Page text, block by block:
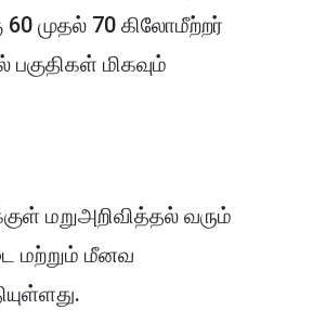
முதல் 70 கிலோமீற்றர்
மிகவும்
மறுஅறிவித்தல் வரும்
மற்றும் மீனவ